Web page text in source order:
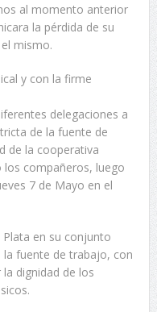
al momento anterior
la pérdida de su
mismo.
y con la firme
delegaciones a
de la fuente de
de la cooperativa
compañeros, luego
7 de Mayo en el
en su conjunto
la fuente de trabajo, con
dignidad de los